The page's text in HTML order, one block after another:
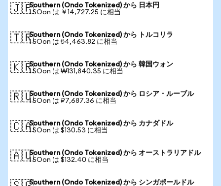
🇯🇵Southern (Ondo Tokenized) から 日本円
1 SOon は ￥14,727.25 に相当
🇹🇷Southern (Ondo Tokenized) から トルコリラ
1 SOon は ₺4,463.82 に相当
🇰🇷Southern (Ondo Tokenized) から 韓国ウォン
1 SOon は ₩131,840.35 に相当
🇷🇺Southern (Ondo Tokenized) から ロシア・ルーブル
1 SOon は ₽7,687.36 に相当
🇨🇦Southern (Ondo Tokenized) から カナダドル
1 SOon は $130.53 に相当
🇦🇺Southern (Ondo Tokenized) から オーストラリアドル
1 SOon は $132.40 に相当
Southern (Ondo Tokenized) から シンガポールドル